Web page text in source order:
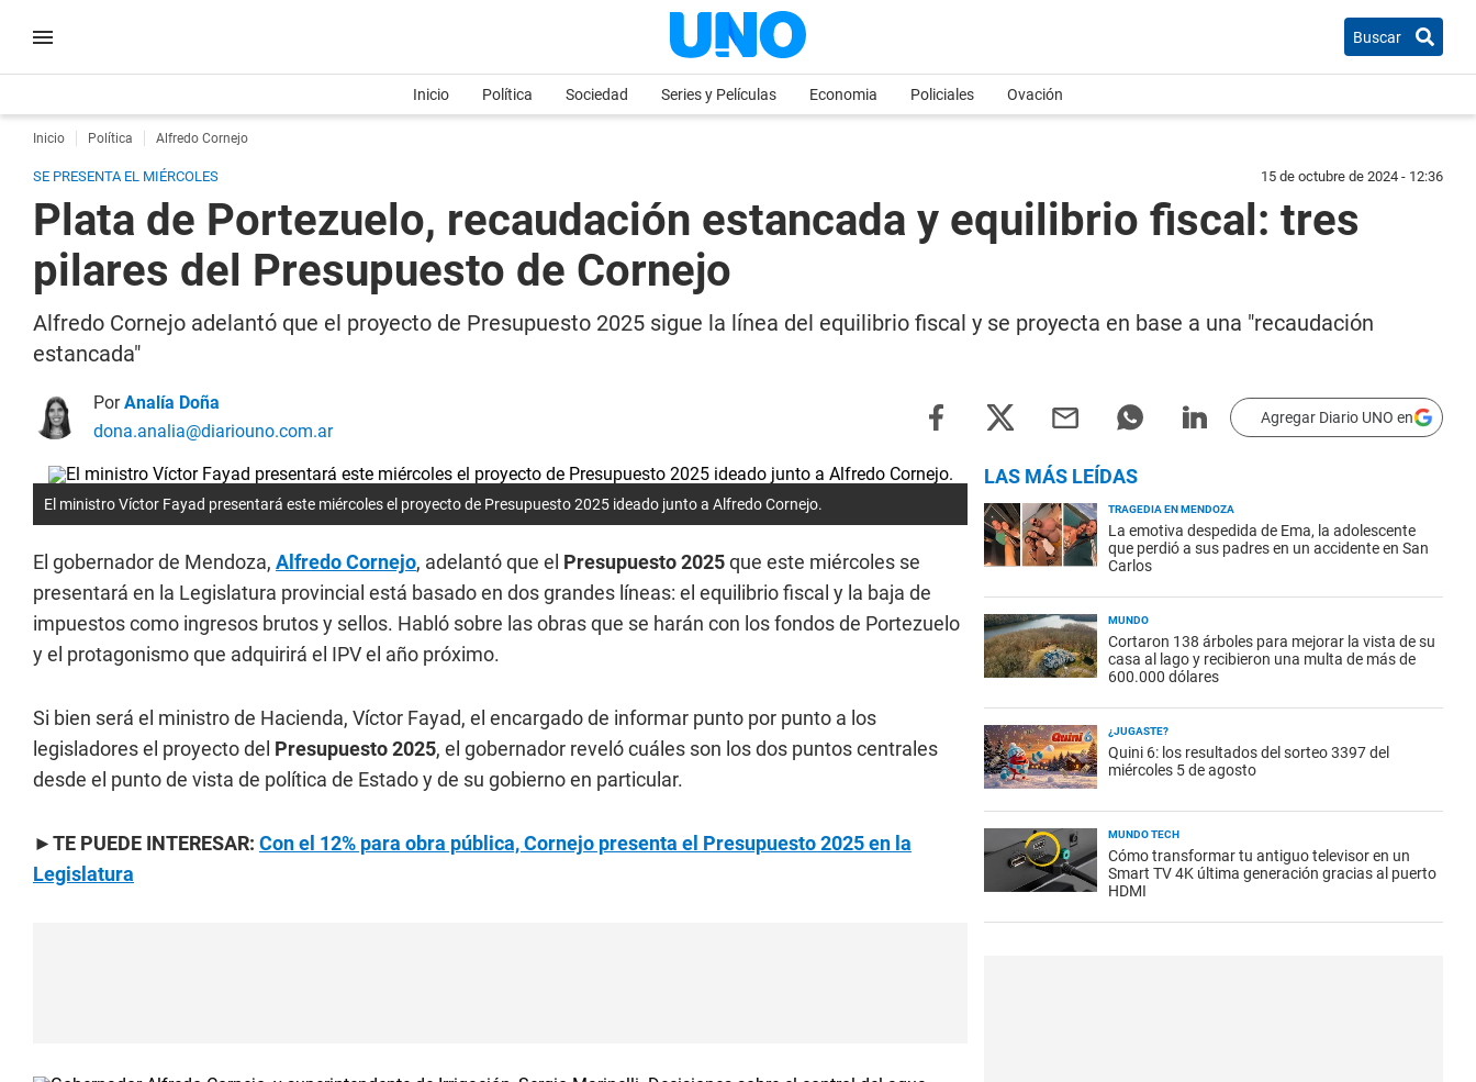
Buscar
Inicio Política Sociedad Series y Películas Economia Policiales Ovación
Inicio Política Alfredo Cornejo
SE PRESENTA EL MIÉRCOLES 15 de octubre de 2024 - 12:36
Plata de Portezuelo, recaudación estancada y equilibrio fiscal: tres
pilares del Presupuesto de Cornejo
Alfredo Cornejo adelantó que el proyecto de Presupuesto 2025 sigue la línea del equilibrio fiscal y se proyecta en base a una "recaudación
estancada"
PorAnalía Doña
dona.analia@diariouno.com.ar
Agregar Diario UNO en
El ministro Víctor Fayad presentará este miércoles el proyecto de Presupuesto 2025 ideado junto a Alfredo Cornejo.
El gobernador de Mendoza, Alfredo Cornejo, adelantó que el Presupuesto 2025que este miércoles se
presentará en la Legislatura provincial está basado en dos grandes líneas: el equilibrio fiscal y la baja de
impuestos como ingresos brutos y sellos. Habló sobre las obras que se harán con los fondos de Portezuelo
y el protagonismo que adquirirá el IPV el año próximo.
Si bien será el ministro de Hacienda, Víctor Fayad, el encargado de informar punto por punto a los
legisladores el proyecto del Presupuesto 2025, el gobernador reveló cuáles son los dos puntos centrales
desde el punto de vista de política de Estado y de su gobierno en particular.
►TE PUEDE INTERESAR: Con el 12% para obra pública, Cornejo presenta el Presupuesto 2025 en la
Legislatura
LAS MÁS LEÍDAS
TRAGEDIA EN MENDOZA
La emotiva despedida de Ema, la adolescente
que perdió a sus padres en un accidente en San
Carlos
MUNDO
Cortaron 138 árboles para mejorar la vista de su
casa al lago y recibieron una multa de más de
600.000 dólares
¿JUGASTE?
Quini 6: los resultados del sorteo 3397 del
miércoles 5 de agosto
MUNDO TECH
Cómo transformar tu antiguo televisor en un
Smart TV 4K última generación gracias al puerto
HDMI